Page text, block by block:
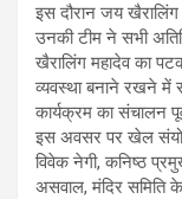
इस दौरान जय खैरालिंग
उनकी टीम ने सभी
खैरालिंग महादेव का
व्यवस्था बनाने रखने में
कार्यक्रम का संचालन
इस अवसर पर खेल
विवेक नेगी, कनिष्ठ
असवाल, मंदिर समिति